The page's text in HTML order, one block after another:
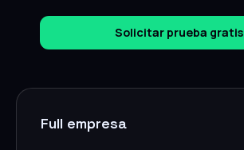
Solicitar prueba gratis
Full empresa